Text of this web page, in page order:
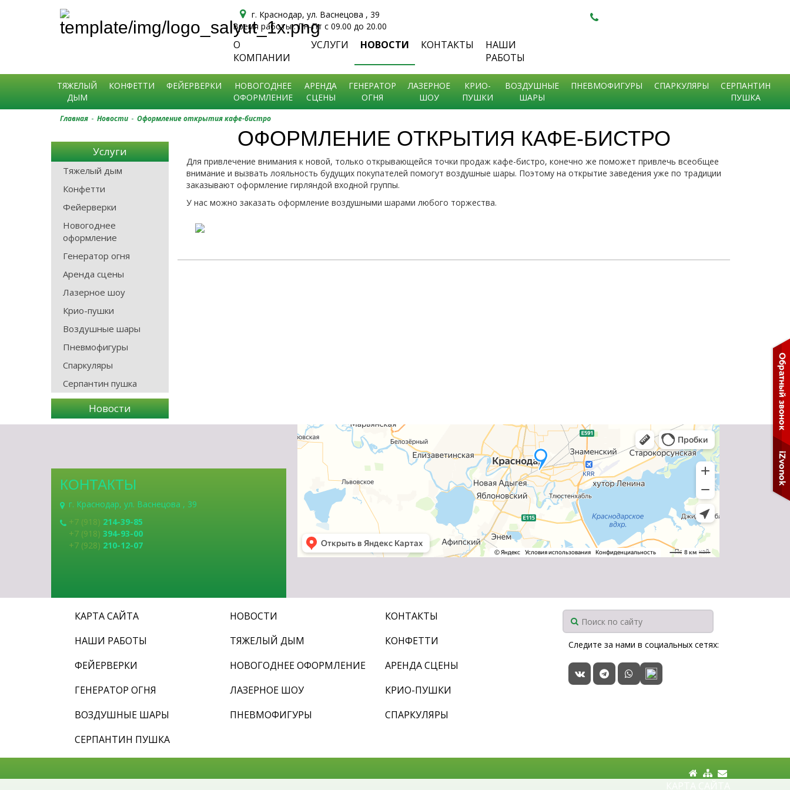
г. Краснодар, ул. Васнецова , 39
Время работы : Пн-Пт с 09.00 до 20.00
О
КОМПАНИИ
УСЛУГИ НОВОСТИ КОНТАКТЫ
НАШИ
РАБОТЫ
ТЯЖЕЛЫЙ
ДЫМ
КОНФЕТТИ ФЕЙЕРВЕРКИ
НОВОГОДНЕЕ
ОФОРМЛЕНИЕ
АРЕНДА
СЦЕНЫ
ГЕНЕРАТОР
ОГНЯ
ЛАЗЕРНОЕ
ШОУ
КРИО-
ПУШКИ
ВОЗДУШНЫЕ
ШАРЫ
ПНЕВМОФИГУРЫ СПАРКУЛЯРЫ
СЕРПАНТИН
ПУШКА
Главная - Новости - Оформление открытия кафе-бистро
Услуги
Тяжелый дым
Конфетти
Фейерверки
Новогоднее
оформление
Генератор огня
Аренда сцены
Лазерное шоу
Крио-пушки
Воздушные шары
Пневмофигуры
Спаркуляры
Серпантин пушка
Новости
ОФОРМЛЕНИЕ ОТКРЫТИЯ КАФЕ-БИСТРО
Для привлечение внимания к новой, только открывающейся точки продаж кафе-бистро, конечно же поможет привлечь всеобщее
внимание и вызвать лояльность будущих покупателей помогут воздушные шары. Поэтому на открытие заведения уже по традиции
заказывают оформление гирляндой входной группы.
У нас можно заказать оформление воздушными шарами любого торжества.
КОНТАКТЫ
г. Краснодар, ул. Васнецова , 39
+7 (918) 214-39-85
+7 (918)394-93-00
+7 (928) 210-12-07
КАРТА САЙТА НОВОСТИ
КОНТАКТЫ
НАШИ РАБОТЫ
ТЯЖЕЛЫЙ ДЫМ
КОНФЕТТИ
ФЕЙЕРВЕРКИ
НОВОГОДНЕЕ ОФОРМЛЕНИЕ
АРЕНДА СЦЕНЫ
ГЕНЕРАТОР ОГНЯ
ЛАЗЕРНОЕ ШОУ
КРИО-ПУШКИ
ВОЗДУШНЫЕ ШАРЫ
ПНЕВМОФИГУРЫ
СПАРКУЛЯРЫ
СЕРПАНТИН ПУШКА
Следите за нами в социальных сетях: